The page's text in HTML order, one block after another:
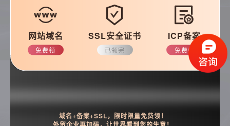
建站技巧
网站域名
免费领
SSL安全证书
已领完
ICP备案
免费领
域名+备案+SSL，限时限量免费领！
外贸企业再加码，让世界看到您的生意！